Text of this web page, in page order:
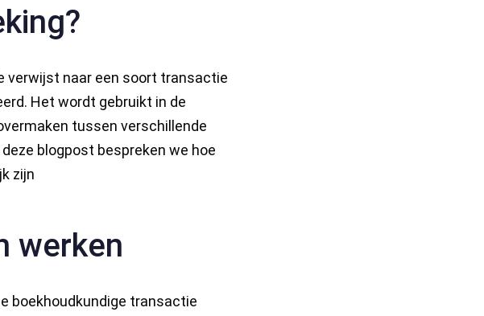
verwijst naar een soort transactie
Het wordt gebruikt in de
tussen verschillende
blogpost bespreken we hoe
zijn
werken
boekhoudkundige transactie